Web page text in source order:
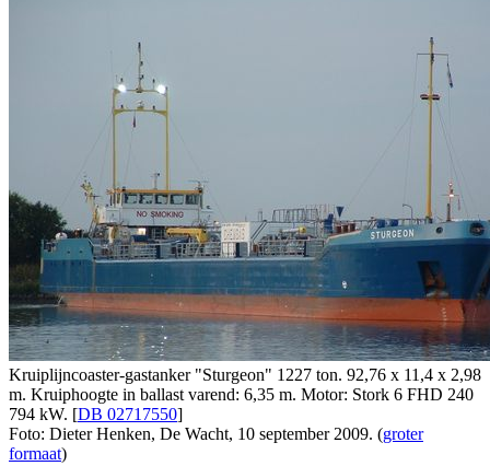
Kruiplijncoaster-gastanker "Sturgeon" 1227 ton. 92,76 x 11,4 x 2,98
m. Kruiphoogte in ballast varend: 6,35 m. Motor: Stork 6 FHD 240
794 kW. [DB 02717550]
Foto: Dieter Henken, De Wacht, 10 september 2009. (groter
formaat)